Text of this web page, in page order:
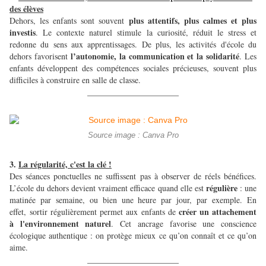
des élèves
Dehors, les enfants sont souvent plus attentifs, plus calmes et plus
investis. Le contexte naturel stimule la curiosité, réduit le stress et
redonne du sens aux apprentissages. De plus, les activités d'école du
dehors favorisent l’autonomie, la communication et la solidarité. Les
enfants développent des compétences sociales précieuses, souvent plus
difficiles à construire en salle de classe.
Source image : Canva Pro
3. La régularité, c'est la clé !
Des séances ponctuelles ne suffissent pas à observer de réels bénéfices.
L’école du dehors devient vraiment efficace quand elle est régulière: une
matinée par semaine, ou bien une heure par jour, par exemple. En
effet, sortir régulièrement permet aux enfants de créer un attachement
à l'environnement naturel. Cet ancrage favorise une conscience
écologique authentique : on protège mieux ce qu’on connaît et ce qu’on
aime.